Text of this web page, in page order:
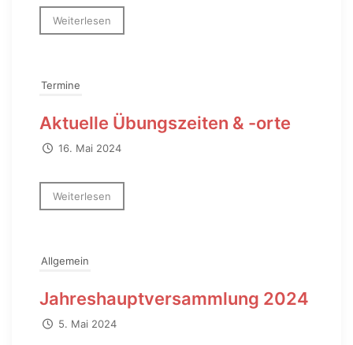
Weiterlesen
Termine
Aktuelle Übungszeiten & -orte
16. Mai 2024
Weiterlesen
Allgemein
Jahreshauptversammlung 2024
5. Mai 2024